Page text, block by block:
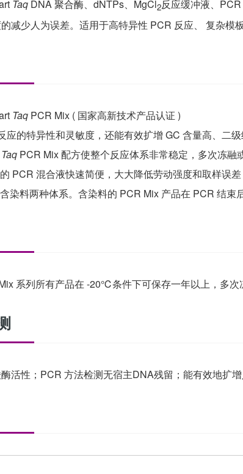
Taq DNA 聚合酶、dNTPs、MgCl2反应缓冲液、
减少人为误差。适用于高特异性 PCR 反应、 复杂模
Taq PCR Mix ( 国家高新技术产品认证 )
应的特异性和灵敏度，还能有效扩增 GC 含量高、二
Taq PCR Mix 配方使整个反应体系非常稳定，多次冻
PCR 混合液快速简便，大大降低劳动强度和取样误
染料两种体系。含染料的 PCR Mix 产品在 PCR 结束
系列所有产品在 -20℃条件下可保存一年以上，多
活性；PCR 方法检测无宿主DNA残留；能有效地扩